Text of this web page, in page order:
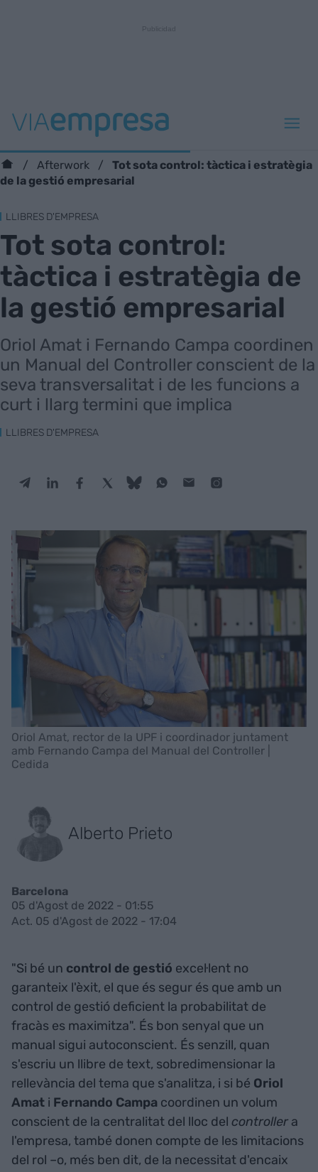
Afterwork
Tot sota control: tàctica i estratègia
de la gestió empresarial
LLIBRES D'EMPRESA
Tot sota control:
tàctica i estratègia de
la gestió empresarial
Oriol Amat i Fernando Campa coordinen
un Manual del Controller conscient de la
seva transversalitat i de les funcions a
curt i llarg termini que implica
LLIBRES D'EMPRESA
Oriol Amat, rector de la UPF i coordinador juntament
amb Fernando Campa del Manual del Controller |
Cedida
Alberto Prieto
Barcelona
05 d'Agost de 2022 - 01:55
Act. 05 d'Agost de 2022 - 17:04
"Si bé un control de gestió excel·lent no
garanteix l'èxit, el que és segur és que amb un
control de gestió deficient la probabilitat de
fracàs es maximitza". És bon senyal que un
manual sigui autoconscient. És senzill, quan
s'escriu un llibre de text, sobredimensionar la
rellevància del tema que s'analitza, i si bé Oriol
Amat i Fernando Campa coordinen un volum
conscient de la centralitat del lloc del controller a
l'empresa, també donen compte de les limitacions
del rol –o, més ben dit, de la necessitat d'encaix